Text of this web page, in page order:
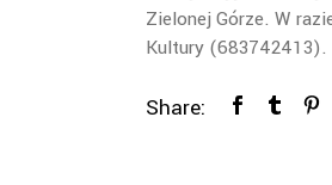
Zielonej Górze. W
Kultury (683742413).
Share: